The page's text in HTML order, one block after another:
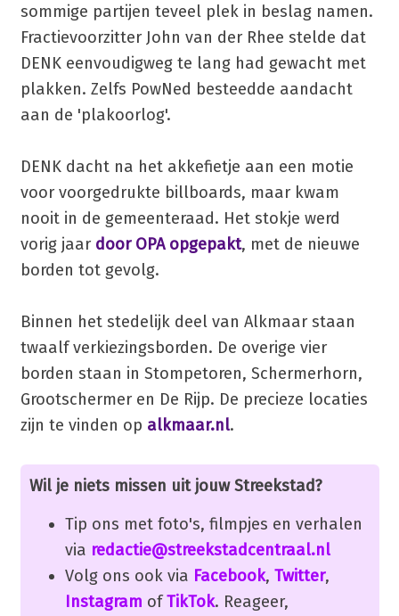
sommige partijen teveel plek in beslag namen.
Fractievoorzitter John van der Rhee stelde dat
DENK eenvoudigweg te lang had gewacht met
plakken. Zelfs PowNed besteedde aandacht
aan de 'plakoorlog'.
DENK dacht na het akkefietje aan een motie
voor voorgedrukte billboards, maar kwam
nooit in de gemeenteraad. Het stokje werd
vorig jaar door OPA opgepakt, met de nieuwe
borden tot gevolg.
Binnen het stedelijk deel van Alkmaar staan
twaalf verkiezingsborden. De overige vier
borden staan in Stompetoren, Schermerhorn,
Grootschermer en De Rijp. De precieze locaties
zijn te vinden op alkmaar.nl.
Wil je niets missen uit jouw Streekstad?
Tip ons met foto's, filmpjes en verhalen
via redactie@streekstadcentraal.nl
Volg ons ook via Facebook, Twitter,
Instagram ofTikTok. Reageer,